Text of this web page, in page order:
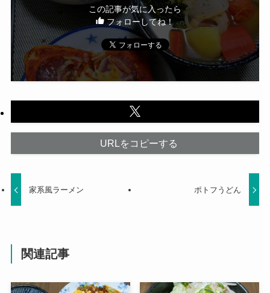
この記事が気に入ったら
フォローしてね！
URLをコピーする
家系風ラーメン ポトフうどん
関連記事